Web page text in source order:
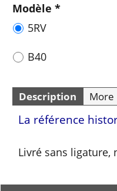
Modèle *
5RV
B40
Description More
La référence
Livré sans ligature,